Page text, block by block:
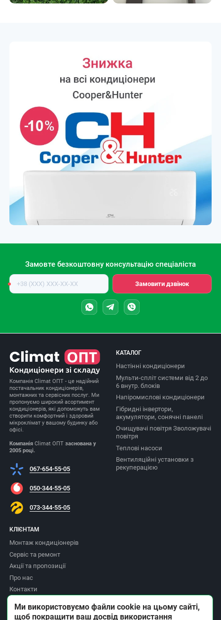
Замовте безкоштовну консультацію спеціаліста
Номер
телефону
Замовити дзвінок
Компанія Climat ОПТ - це надійний
постачальник кондиціонерів,
монтажних та сервісних послуг. Ми
пропонуємо широкий асортимент
кондиціонерів, які допоможуть вам
створити комфортний і здоровий
мікроклімат у вашому будинку або
офісі.
Компанія Climat ОПТзаснована у
2005 році.
067-654-55-05
050-344-55-05
073-344-55-05
КАТАЛОГ
Настінні кондиціонери
Мульти-спліт системи від 2 до
6 внутр. блоків
Напіромислові кондиціонери
Гібридні інвертори,
акумулятори, сонячні панелі
Очищувачі повітря Зволожувачі
повітря
Теплові насоси
Вентиляційні установки з
рекуперацією
КЛІЄНТАМ
Монтаж кондиціонерів
Сервіс та ремонт
Акції та пропозиції
Про нас
Контакти
Повернення товару
Ми використовуємо файли cookie на цьому сайті,
щоб покращити ваш досвід використання